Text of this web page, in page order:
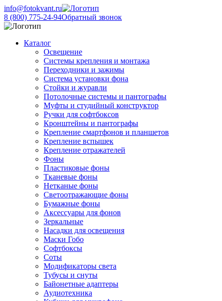
info@fotokvant.ru
8 (800) 775-24-94Обратный звонок
Каталог
Освещение
Системы крепления и монтажа
Переходники и зажимы
Система установки фона
Стойки и журавли
Потолочные системы и пантографы
Муфты и студийный конструктор
Ручки для софтбоксов
Кронштейны и пантографы
Крепление смартфонов и планшетов
Крепление вспышек
Крепление отражателей
Фоны
Пластиковые фоны
Тканевые фоны
Нетканые фоны
Светоотражающие фоны
Бумажные фоны
Аксессуары для фонов
Зеркальные
Насадки для освещения
Маски Гобо
Софтбоксы
Соты
Модификаторы света
Тубусы и снуты
Байонетные адаптеры
Аудиотехника